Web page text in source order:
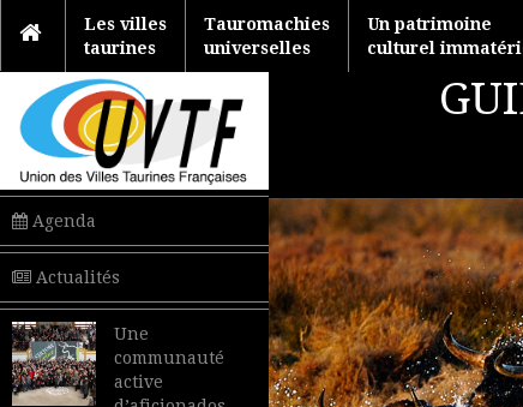
Les villes
taurines
Tauromachies
universelles
Un patrimoine
culturel
Agenda
Actualités
Une
communauté
active